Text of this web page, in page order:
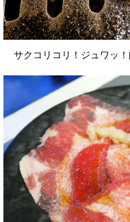
サクコリコリ！ジュワッ